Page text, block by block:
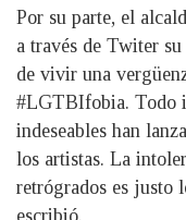
Por su parte, el
a través de Twiter
de vivir una
#LGTBIfobia. Todo
indeseables han
los artistas. La
retrógrados es justo